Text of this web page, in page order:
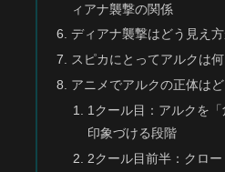
ィアナ襲撃の関係
ディアナ襲撃はどう見え
スピカにとってアルクは
アニメでアルクの正体は
1クール目：アルクを
印象づける段階
2クール目前半：クロ